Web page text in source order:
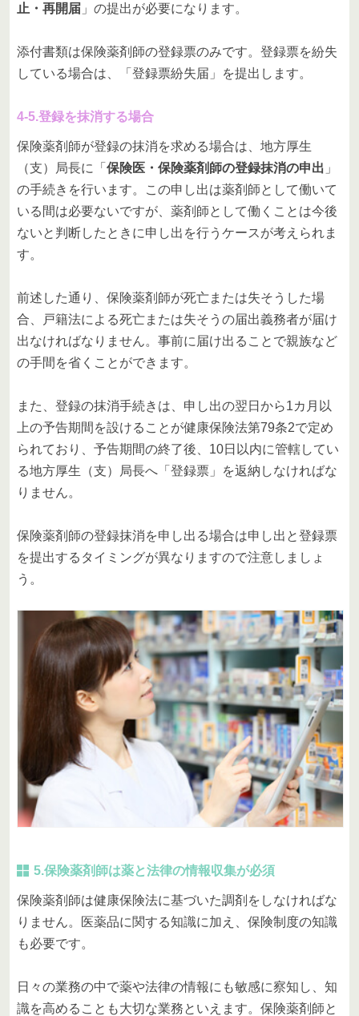
止・再開届 」の提出が必要になります。
添付書類は保険薬剤師の登録票のみです。登録票を紛失
している場合は、「登録票紛失届」を提出します。
4-5.登録を抹消する場合
保険薬剤師が登録の抹消を求める場合は、地方厚生
（支）局長に「 保険医・保険薬剤師の登録抹消の申出 」
の手続きを行います。この申し出は薬剤師として働いて
いる間は必要ないですが、薬剤師として働くことは今後
ないと判断したときに申し出を行うケースが考えられま
す。
前述した通り、保険薬剤師が死亡または失そうした場
合、戸籍法による死亡または失そうの届出義務者が届け
出なければなりません。事前に届け出ることで親族など
の手間を省くことができます。
また、登録の抹消手続きは、申し出の翌日から1カ月以
上の予告期間を設けることが健康保険法第79条2で定め
られており、予告期間の終了後、10日以内に管轄してい
る地方厚生（支）局長へ「登録票」を返納しなければな
りません。
保険薬剤師の登録抹消を申し出る場合は申し出と登録票
を提出するタイミングが異なりますので注意しましょ
う。
5.保険薬剤師は薬と法律の情報収集が必須
保険薬剤師は健康保険法に基づいた調剤をしなければな
りません。医薬品に関する知識に加え、保険制度の知識
も必要です。
日々の業務の中で薬や法律の情報にも敏感に察知し、知
識を高めることも大切な業務といえます。保険薬剤師と